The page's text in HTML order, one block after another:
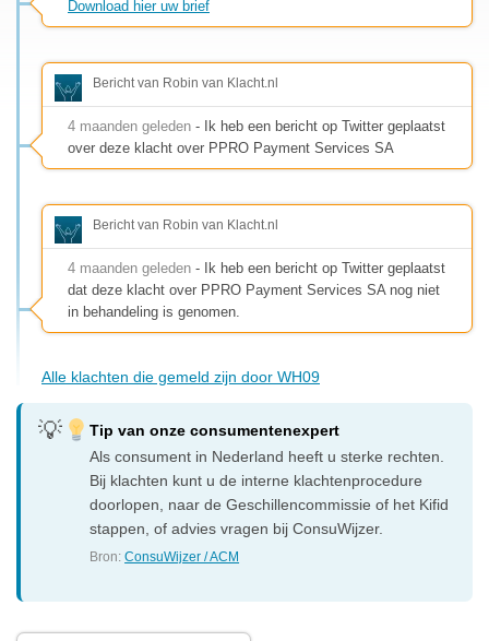
Download hier uw brief
Bericht van Robin van Klacht.nl
4 maanden geleden - Ik heb een bericht op Twitter geplaatst
over deze klacht over PPRO Payment Services SA
Bericht van Robin van Klacht.nl
4 maanden geleden - Ik heb een bericht op Twitter geplaatst
dat deze klacht over PPRO Payment Services SA nog niet
in behandeling is genomen.
Alle klachten die gemeld zijn door WH09
Tip van onze consumentenexpert
Als consument in Nederland heeft u sterke rechten.
Bij klachten kunt u de interne klachtenprocedure
doorlopen, naar de Geschillencommissie of het Kifid
stappen, of advies vragen bij ConsuWijzer.
Bron:ConsuWijzer / ACM